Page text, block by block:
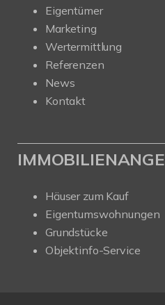
Eigentümer
Marketing
Wertermittlung
Referenzen
News
Kontakt
Häuser zum Kauf
Eigentumswohnungen
Grundstücke
Objektinfo-Service